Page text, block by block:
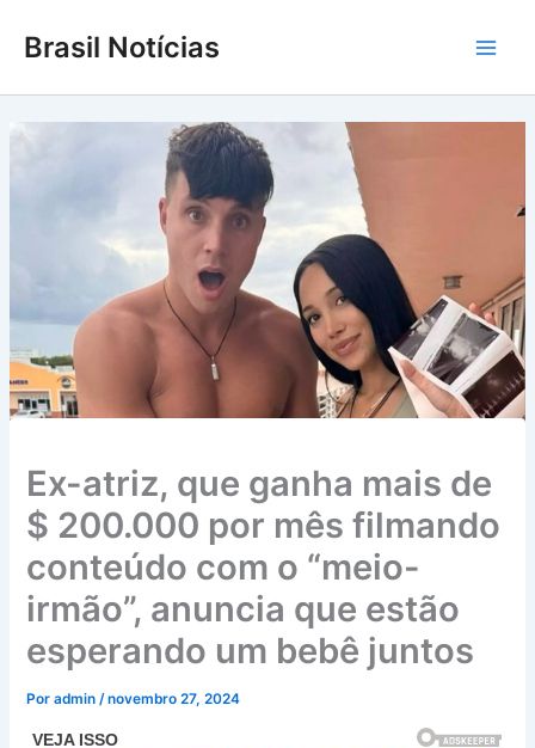
para
conteúdo
Brasil Notícias
Ex-atriz, que ganha mais de
$ 200.000 por mês filmando
conteúdo com o “meio-
irmão”, anuncia que estão
esperando um bebê juntos
Poradmin/novembro 27, 2024